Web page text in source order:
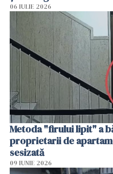
06 IULIE 2026
Metoda "firului lipit" a
proprietarii de
sesizată
09 IUNIE 2026